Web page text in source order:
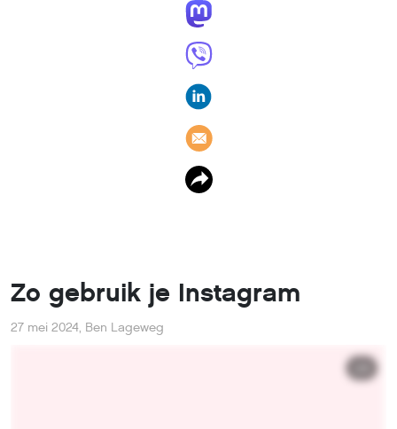
Zo gebruik je Instagram
27 mei 2024, Ben Lageweg